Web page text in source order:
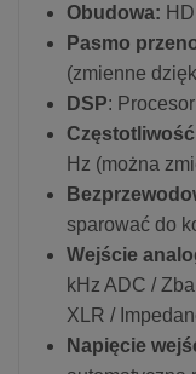
Obudowa:
Pasmo
(zmienne
DSP:
Hz (można
sparować do
Wejście
kHz ADC /
XLR /
Napięcie